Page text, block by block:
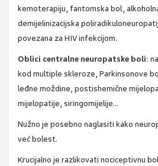
kemoterapiju, fantomska bol,
demijelinizacijska
povezana za HIV infekcijom.
Oblici centralne neuropatske boli:
kod multiple skleroze, Parkinsonove
leđne moždine, postishemične
mijelopatije, siringomijelije…
Nužno je posebno naglasiti kako
već bolest.
Krucijalno je razlikovati nociceptivnu